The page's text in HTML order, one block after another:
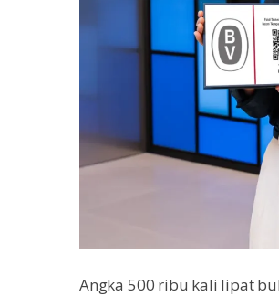
Angka 500 ribu kali lipat